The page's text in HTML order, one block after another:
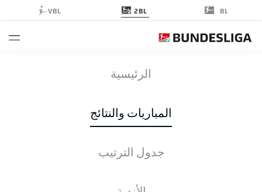
BL
2BL
VBL
الرئيسية
المباريات والنتائج
جدول الترتيب
3
0
الأخبار التشكيلات الإحصائيات